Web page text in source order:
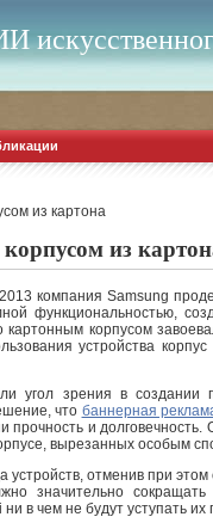
из картона
из
компания Samsung
функциональностью,
корпусом
устройства
угол зрения в
что баннерная
и
вырезанных особым
отменив при
значительно
в чем не будут уступать